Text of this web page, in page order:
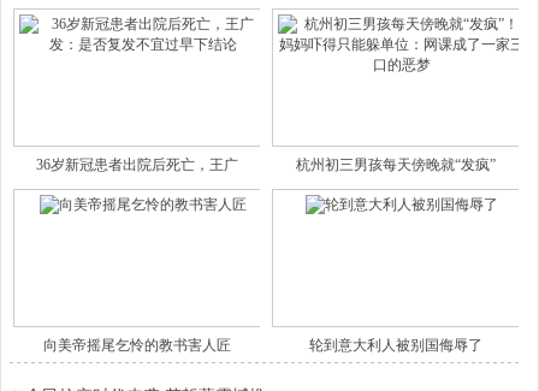
36岁新冠患者出院后死亡，王广 杭州初三男孩每天傍晚就“发疯”
向美帝摇尾乞怜的教书害人匠 轮到意大利人被别国侮辱了